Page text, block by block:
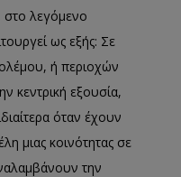
στο λεγόμενο
ως εξής: Σε
ή περιοχών
κεντρική εξουσία,
όταν έχουν
μιας κοινότητας σε
την